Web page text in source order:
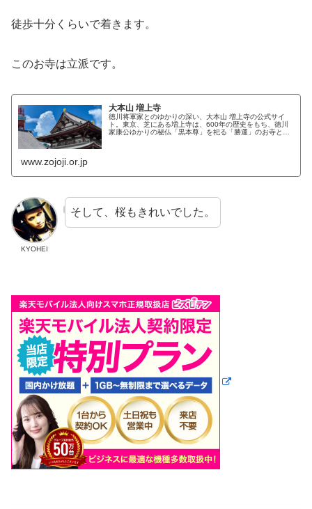
徒歩十分くらいで着きます。
このお寺は立派です。
大本山 増上寺
徳川将軍家とのゆかりの深い、大本山 増上寺の公式サイ
ト。東京、芝にある増上寺は、600年の歴史をもち、徳川
家康公ゆかりの秘仏「黒本尊」を祀る「勝運」のお寺とし
www.zojoji.or.jp
KYOHEI
そして、桜もきれいでした。